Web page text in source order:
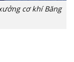
cơ khí Băng